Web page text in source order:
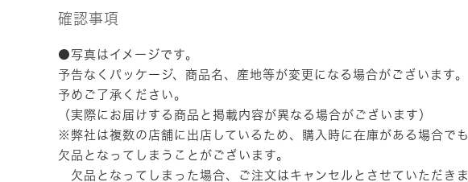
確認事項
●写真はイメージです。
予告なくパッケージ、商品名、産地等が変更になる場合がございます。
予めご了承ください。
（実際にお届けする商品と掲載内容が異なる場合がございます）
※弊社は複数の店舗に出店しているため、購入時に在庫がある場合でも
欠品となってしまうことがございます。
欠品となってしまった場合、ご注文はキャンセルとさせていただきま